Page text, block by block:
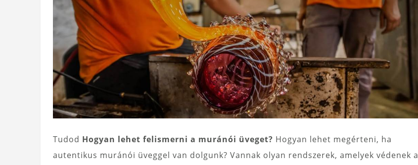
Tudod Hogyan lehet felismerni a muránói üveget? Hogyan lehet megérteni, ha
autentikus muránói üveggel van dolgunk? Vannak olyan rendszerek, amelyek védenek a